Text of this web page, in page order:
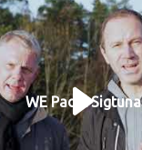
WE Padel Sigtuna